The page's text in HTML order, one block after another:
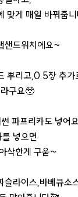
맞게 매일 바꿔줍
샌드위치에요~
뿌리고,0.5장 추가
구요🥹
파프리카도 넣어
넣으면
삭한게 구욷~
슬라이스,바베큐소